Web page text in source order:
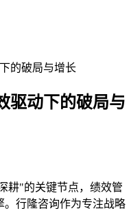
的破局与增长
驱动下的破局与
耕"的关键节点，绩效管
。行隆咨询作为专注战略